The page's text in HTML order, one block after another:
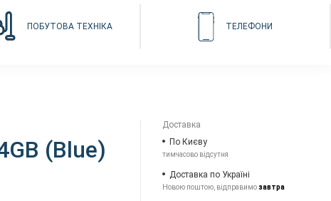
ПОБУТОВА ТЕХНІКА ТЕЛЕФОНИ
(Blue)
Доставка
По Києву
тимчасово відсутня
Доставка по Україні
Новою поштою, відправимозавтра